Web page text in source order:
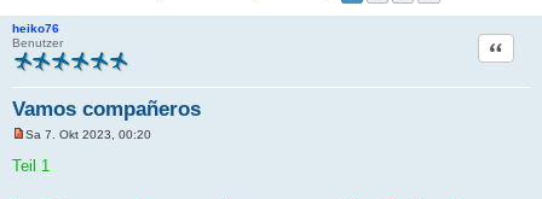
heiko76
Benutzer
Vamos compañeros
Zitat
n
g
Sa 7. Okt 2023, 00:20
Teil 1